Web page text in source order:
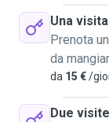
Una
Prenota
da
da 15 €/
Due